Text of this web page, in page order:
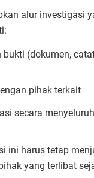
alur investigasi
bukti (dokumen,
pihak terkait
secara
ini harus tetap
yang terlibat